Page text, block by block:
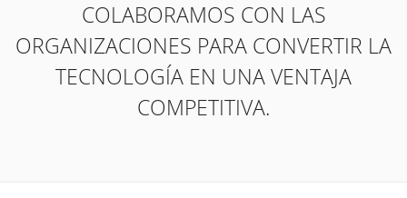
COLABORAMOS CON LAS
ORGANIZACIONES PARA CONVERTIR LA
TECNOLOGÍA EN UNA VENTAJA
COMPETITIVA.